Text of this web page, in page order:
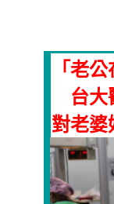
「老
台大
對老婆